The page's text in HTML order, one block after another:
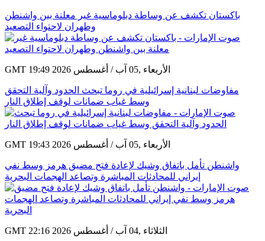
باكستان تكشف عن وساطة دبلوماسية غير معلنة بين واشنطن
وطهران لاحتواء التصعيد
GMT 19:49 2026 الأربعاء ,05 آب / أغسطس
مفاوضات لبنانية إسرائيلية في روما تبحث الحدود وآلية التحقق
وسط غياب ضمانات لوقف إطلاق النار
GMT 19:43 2026 الأربعاء ,05 آب / أغسطس
واشنطن تأمل باتفاق وشيك لإعادة فتح مضيق هرمز وسط نفي
إيراني للمحادثات المباشرة وتصاعد الهجمات البحرية
GMT 22:16 2026 الثلاثاء ,04 آب / أغسطس